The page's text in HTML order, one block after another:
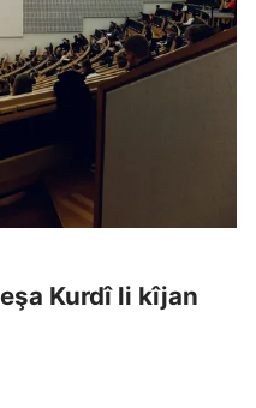
Kurdî li kîjan